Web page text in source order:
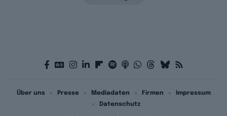
Über uns Presse Mediadaten Firmen
Impressum
Datenschutz